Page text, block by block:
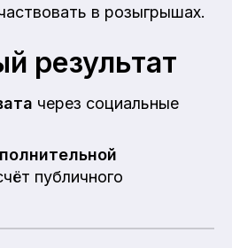
в розыгрышах.
результат
через социальные
публичного